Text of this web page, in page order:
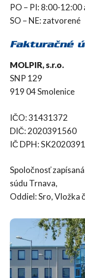
PO – PI: 8:00-
SO – NE: zatvorené
Fakturačné
MOLPIR, s.r.o.
SNP 129
919 04 Smolenice
IČO: 31431372
DIČ: 2020391560
IČ DPH:
Spoločnosť
súdu Trnava,
Oddiel: Sro, Vložka